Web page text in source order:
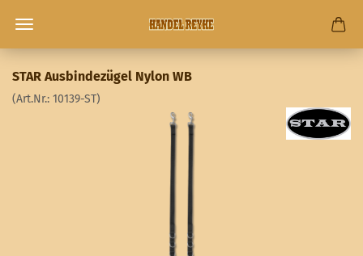
STAR Ausbindezügel Nylon WB
(Art.Nr.: 10139-ST)